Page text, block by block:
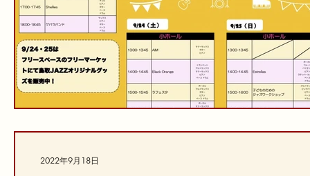
2022年9月18日